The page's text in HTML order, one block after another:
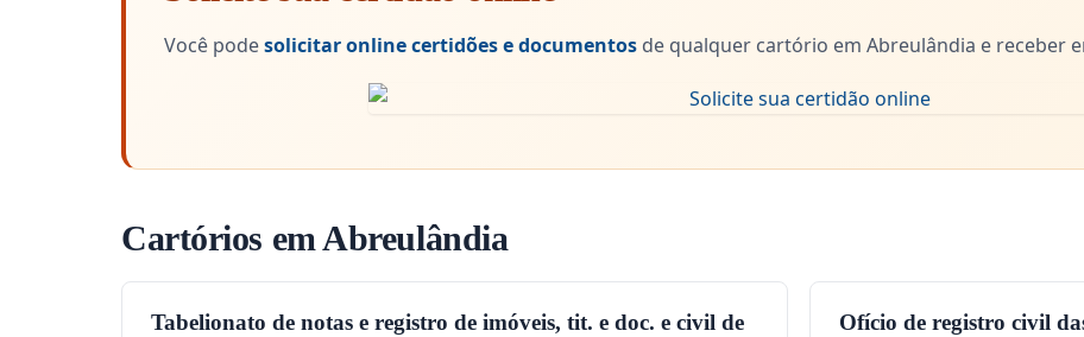
Você podesolicitar online certidões e documentos de qualquer cartório em Abreulândia e receber
Cartórios em Abreulândia
Tabelionato de notas e registro de imóveis, tit. e doc. e civil de
Ofício de registro civil